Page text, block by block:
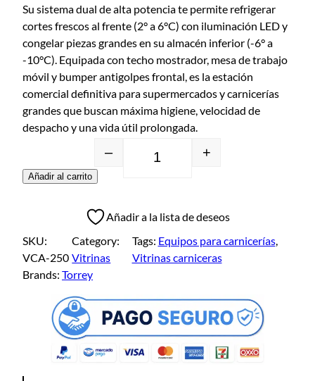
Su sistema dual de alta potencia te permite refrigerar
cortes frescos al frente (2° a 6°C) con iluminación LED y
congelar piezas grandes en su almacén inferior (-6° a
-10°C). Equipada con techo mostrador, mesa de trabajo
móvil y bumper antigolpes frontal, es la estación
comercial definitiva para supermercados y carnicerías
grandes que buscan máxima higiene, velocidad de
despacho y una vida útil prolongada.
– +
Añadir al carrito
Añadir a la lista de deseos
SKU:
VCA-250
Category:
Vitrinas
Tags: Equipos para carnicerías,
Vitrinas carniceras
Brands: Torrey